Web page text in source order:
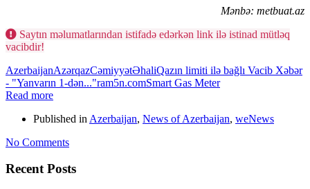
Mənbə: metbuat.az
Saytın məlumatlarından istifadə edərkən link ilə istinad mütləq
vacibdir!
AzerbaijanAzərqazCəmiyyətƏhaliQazın limiti ilə bağlı Vacib Xəbər
- "Yanvarın 1-dən..."ram5n.comSmart Gas Meter
Read more
Published in Azerbaijan, News of Azerbaijan, weNews
No Comments
Recent Posts